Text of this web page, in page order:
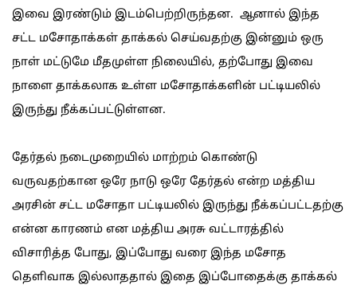
இவை இரண்டும் இடம்பெற்றிருந்தன. ஆனால் இந்த
சட்ட மசோதாக்கள் தாக்கல் செய்வதற்கு இன்னும் ஒரு
நாள் மட்டுமே மீதமுள்ள நிலையில், தற்போது இவை
நாளை தாக்கலாக உள்ள மசோதாக்களின் பட்டியலில்
இருந்து நீக்கப்பட்டுள்ளன.
தேர்தல் நடைமுறையில் மாற்றம் கொண்டு
வருவதற்கான ஒரே நாடு ஒரே தேர்தல் என்ற மத்திய
அரசின் சட்ட மசோதா பட்டியலில் இருந்து நீக்கப்பட்டதற்கு
என்ன காரணம் என மத்திய அரசு வட்டாரத்தில்
விசாரித்த போது, இப்போது வரை இந்த மசோத
தெளிவாக இல்லாததால் இதை இப்போதைக்கு தாக்கல்